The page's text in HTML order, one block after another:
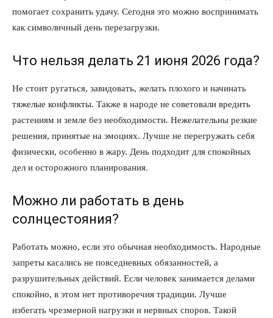
помогает сохранить удачу. Сегодня это можно воспринимать
как символичный день перезагрузки.
Что нельзя делать 21 июня 2026 года?
Не стоит ругаться, завидовать, желать плохого и начинать
тяжелые конфликты. Также в народе не советовали вредить
растениям и земле без необходимости. Нежелательны резкие
решения, принятые на эмоциях. Лучше не перегружать себя
физически, особенно в жару. День подходит для спокойных
дел и осторожного планирования.
Можно ли работать в день
солнцестояния?
Работать можно, если это обычная необходимость. Народные
запреты касались не повседневных обязанностей, а
разрушительных действий. Если человек занимается делами
спокойно, в этом нет противоречия традиции. Лучше
избегать чрезмерной нагрузки и нервных споров. Такой